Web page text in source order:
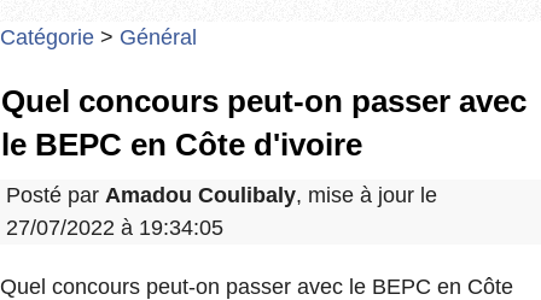
Catégorie > Général
Quel concours peut-on passer avec
le BEPC en Côte d'ivoire
Posté par Amadou Coulibaly, mise à jour le
27/07/2022 à 19:34:05
Quel concours peut-on passer avec le BEPC en Côte